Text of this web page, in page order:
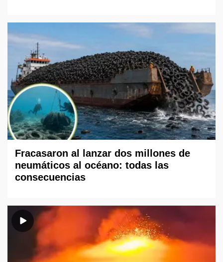
Fracasaron al lanzar dos millones de
neumáticos al océano: todas las
consecuencias